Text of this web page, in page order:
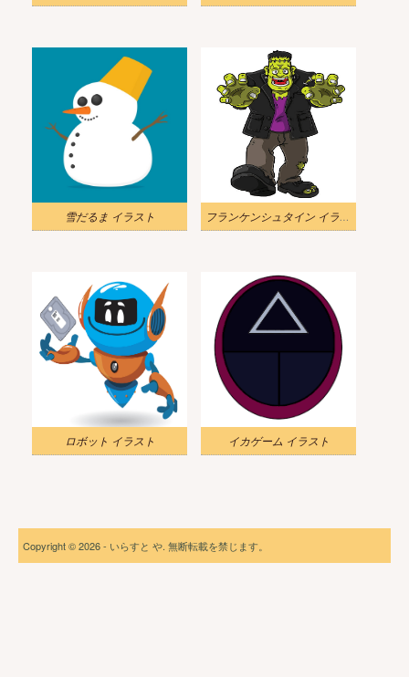
雪だるま イラスト フランケンシュタイン イラスト
ロボット イラスト イカゲーム イラスト
Copyright © 2026 - いらすと や. 無断転載を禁じます。